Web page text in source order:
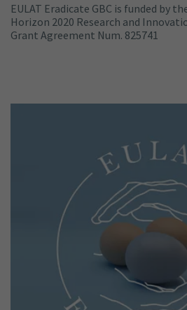
EULAT Eradicate GBC is funded by
Horizon 2020 Research and
Grant Agreement Num. 825741